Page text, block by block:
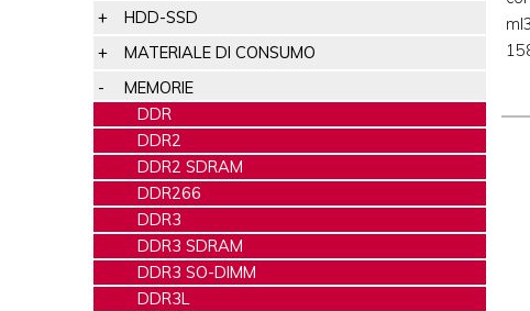
HDD-SSD
MATERIALE DI CONSUMO
MEMORIE
DDR
DDR2
DDR2 SDRAM
DDR266
DDR3
DDR3 SDRAM
DDR3 SO-DIMM
DDR3L